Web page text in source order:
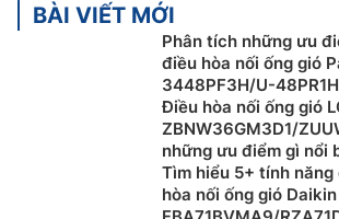
Hoạt động ổn định ngay cả
Phạm vi hoạt động của dàn nóngđiều
S-3448PF3H/U-
tăng lên đến 52 độ C. Điều này đảm
thể hoạt động ổn định cho dù nhiệt
BÀI VIẾT MỚI
Phân tích những ưu
điều hòa nối ống gió
3448PF3H/U-
Điều hòa nối ống gió
ZBNW36GM3D1/
những ưu điểm gì nổi
Tìm hiểu 5+ tính
hòa nối ống gió Daikin